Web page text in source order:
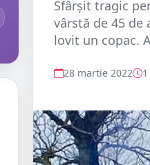
Sfârșit tragic
vârstă de 45 de
lovit un copac.
28 martie 2022